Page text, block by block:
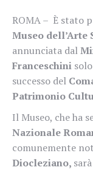
ROMA – È stato
Museo dell’Arte
annunciata dal
Franceschini
successo del
Patrimonio
Il Museo, che ha
Nazionale
comunemente
Diocleziano,